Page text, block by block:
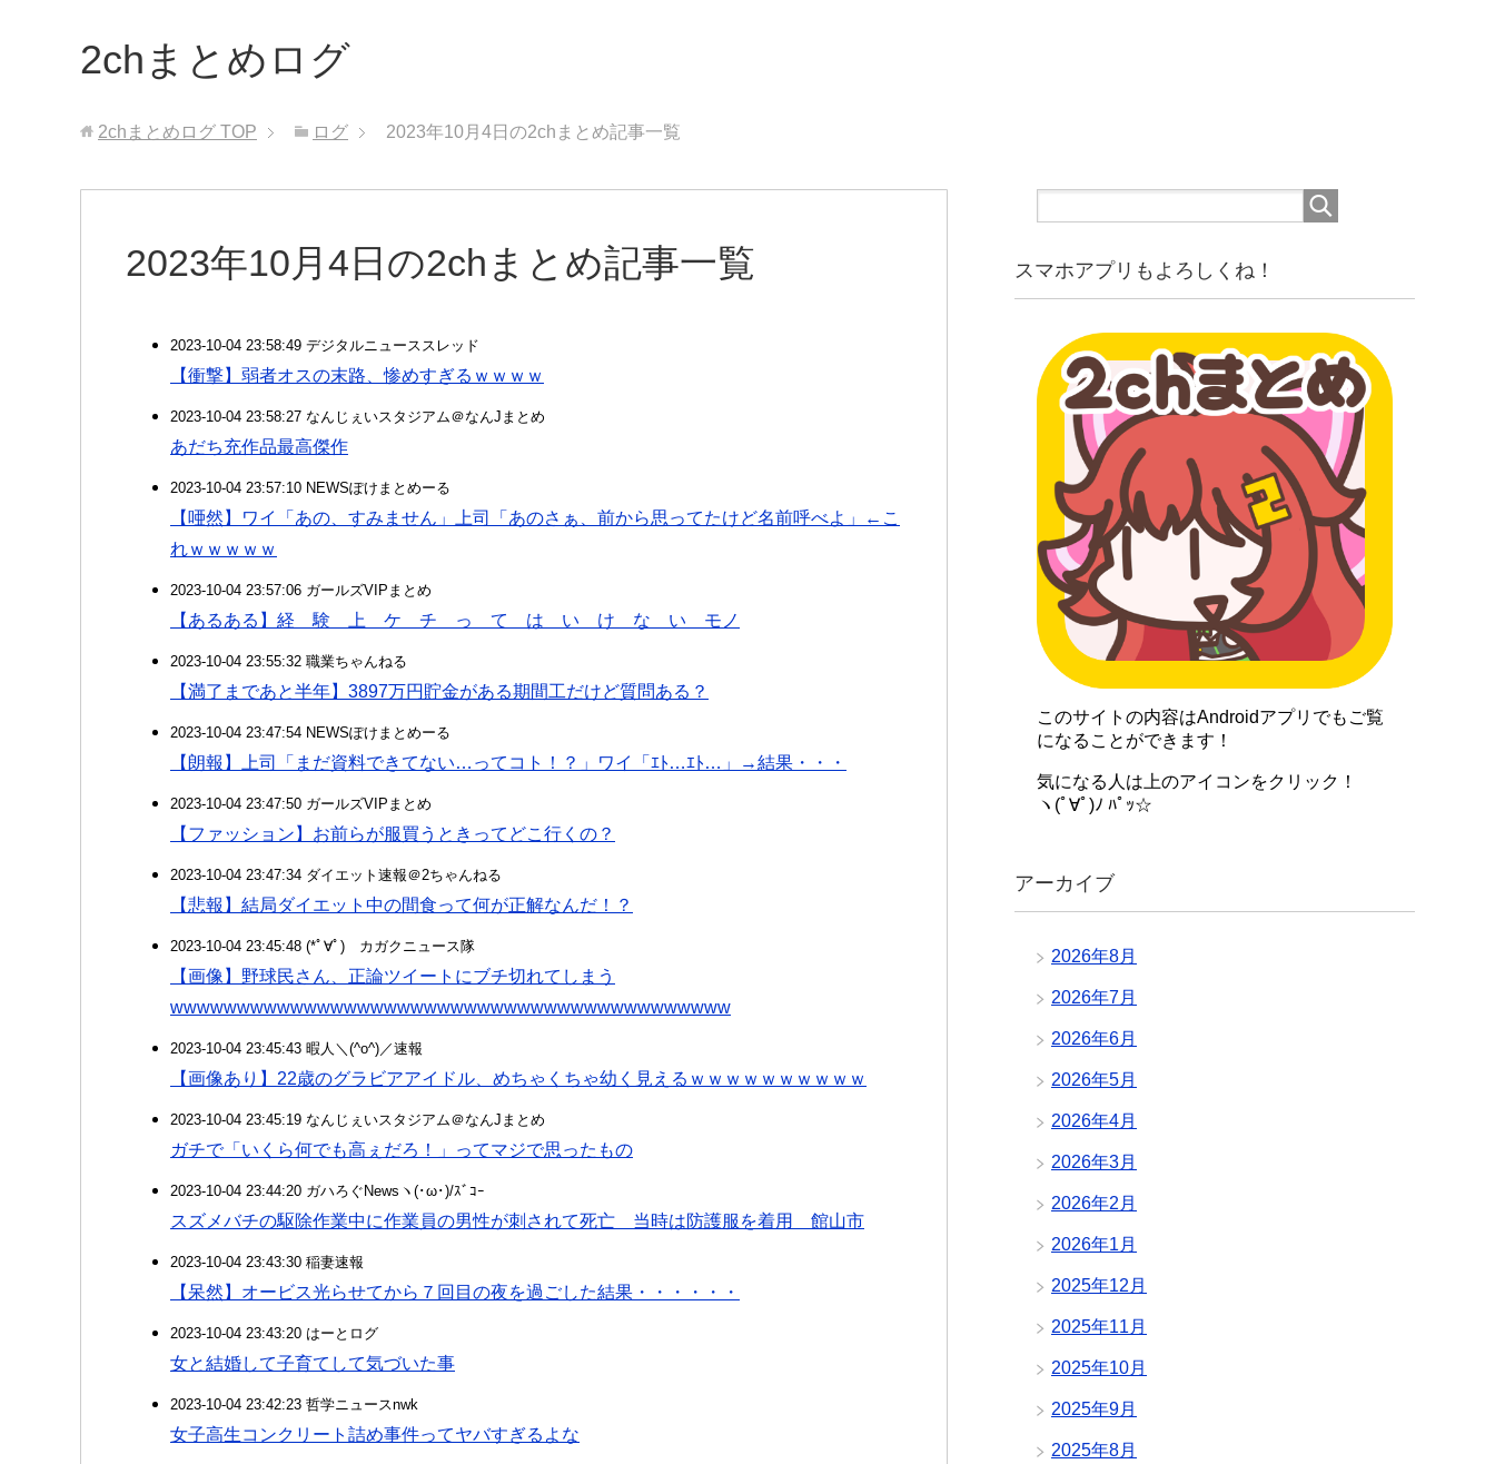
2chまとめログ
2chまとめログ TOP ログ 2023年10月4日の2chまとめ記事一覧
2023年10月4日の2chまとめ記事一覧
2023-10-04 23:58:49 デジタルニューススレッド
【衝撃】弱者オスの末路、惨めすぎるｗｗｗｗ
2023-10-04 23:58:27 なんじぇいスタジアム＠なんJまとめ
あだち充作品最高傑作
2023-10-04 23:57:10 NEWSぽけまとめーる
【唖然】ワイ「あの、すみません」上司「あのさぁ、前から思ってたけど名前呼べよ」←こ
れｗｗｗｗｗ
2023-10-04 23:57:06 ガールズVIPまとめ
【あるある】経 験 上 ケ チ っ て は い け な い モノ
2023-10-04 23:55:32 職業ちゃんねる
【満了まであと半年】3897万円貯金がある期間工だけど質問ある？
2023-10-04 23:47:54 NEWSぽけまとめーる
【朗報】上司「まだ資料できてない…ってコト！？」ワイ「ｴﾄ…ｴﾄ…」→結果・・・
2023-10-04 23:47:50 ガールズVIPまとめ
【ファッション】お前らが服買うときってどこ行くの？
2023-10-04 23:47:34 ダイエット速報＠2ちゃんねる
【悲報】結局ダイエット中の間食って何が正解なんだ！？
2023-10-04 23:45:48 (*ﾟ∀ﾟ)ゞカガクニュース隊
【画像】野球民さん、正論ツイートにブチ切れてしまう
wwwwwwwwwwwwwwwwwwwwwwwwwwwwwwwwwwwwwwwwww
2023-10-04 23:45:43 暇人＼(^o^)／速報
【画像あり】22歳のグラビアアイドル、めちゃくちゃ幼く見えるｗｗｗｗｗｗｗｗｗｗ
2023-10-04 23:45:19 なんじぇいスタジアム＠なんJまとめ
ガチで「いくら何でも高ぇだろ！」ってマジで思ったもの
2023-10-04 23:44:20 ガハろぐNewsヽ(･ω･)/ｽﾞｺｰ
スズメバチの駆除作業中に作業員の男性が刺されて死亡 当時は防護服を着用 館山市
2023-10-04 23:43:30 稲妻速報
【呆然】オービス光らせてから７回目の夜を過ごした結果・・・・・・
2023-10-04 23:43:20 はーとログ
女と結婚して子育てして気づいた事
2023-10-04 23:42:23 哲学ニュースnwk
女子高生コンクリート詰め事件ってヤバすぎるよな
スマホアプリもよろしくね！
このサイトの内容はAndroidアプリでもご覧
になることができます！
気になる人は上のアイコンをクリック！
ヽ(ﾟ∀ﾟ)ﾉ ﾊﾟｯ☆
アーカイブ
2026年8月
2026年7月
2026年6月
2026年5月
2026年4月
2026年3月
2026年2月
2026年1月
2025年12月
2025年11月
2025年10月
2025年9月
2025年8月